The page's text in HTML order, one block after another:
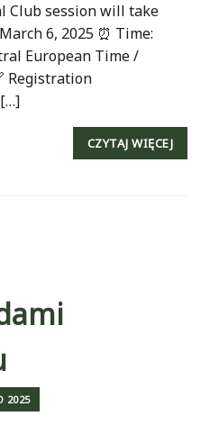
Club session will take
6, 2025 ⏰ Time:
European Time /
Registration
CZYTAJ WIĘCEJ
2025